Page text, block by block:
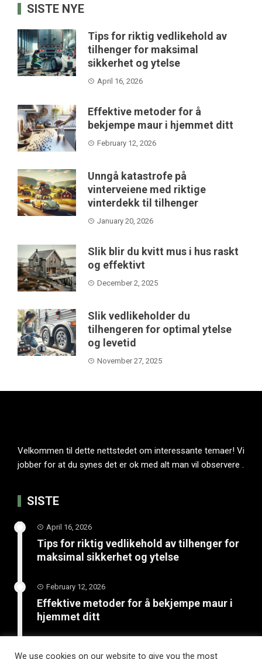
SISTE NYE
Tips for riktig vedlikehold av
tilhenger for maksimal
sikkerhet og ytelse
April 16, 2026
Effektive metoder for å
bekjempe maur i hjemmet ditt
February 12, 2026
Unngå katastrofe på
vinterveiene med riktige
vinterdekk til tilhenger
January 20, 2026
Slik blir du kvitt mus i hus raskt
og effektivt
December 2, 2025
Slik vedlikeholder du
tilhengeren for optimal ytelse
og levetid
November 27, 2025
Velkommen til dette nettstedet om interessante temaer! Vi
jobber for at du synes det er ok med alt man vil observere .
SISTE
April 16, 2026
Tips for riktig vedlikehold av tilhenger for
maksimal sikkerhet og ytelse
February 12, 2026
Effektive metoder for å bekjempe maur i
hjemmet ditt
We use cookies on our website to give you the most